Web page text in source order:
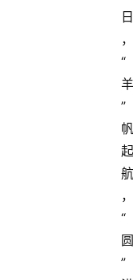
日
，
“
羊
”
帆
起
航
，
“
圆
”